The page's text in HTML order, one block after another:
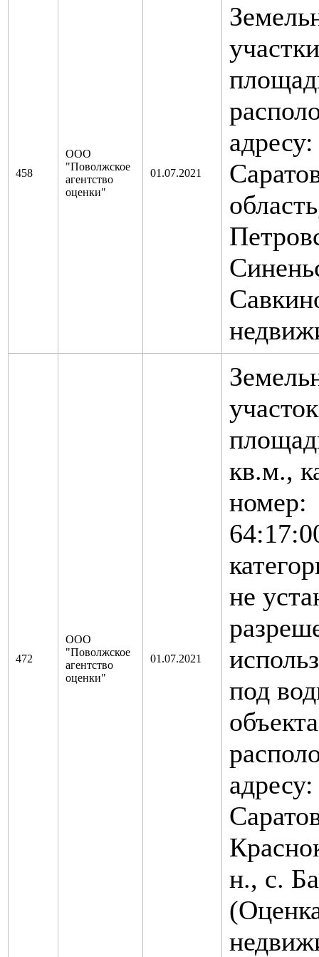
458
ООО
"Поволжское
агентство
оценки"
01.07.2021
адресу:
472
ООО
"Поволжское
агентство
оценки"
01.07.2021
кв.м.,
номер:
не
под
адресу:
н., с.